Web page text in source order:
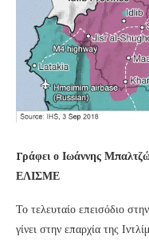
Γράφει ο Ιωάννης
ΕΛΙΣΜΕ
Το τελευταίο επεισόδιο
γίνει στην επαρχία της